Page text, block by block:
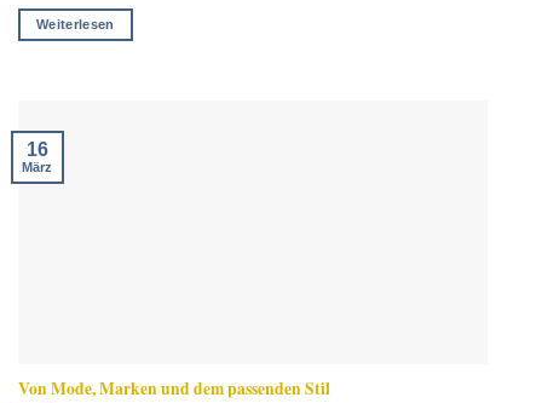
Weiterlesen
Von Mode, Marken und dem passenden Stil
16
März